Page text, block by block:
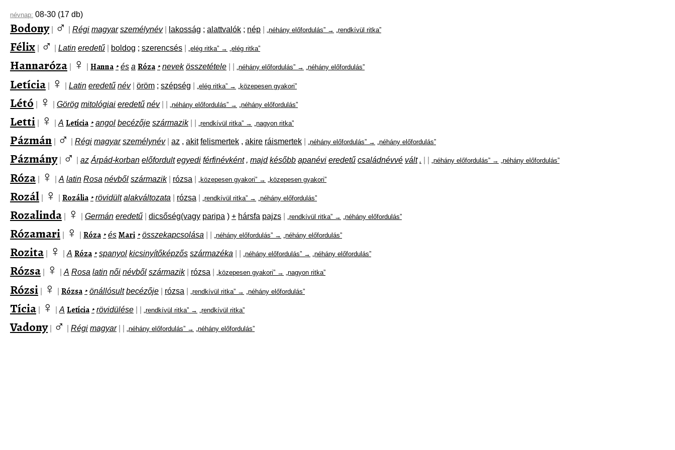
névnap: 08-30 (17 db)
Bodony ♂ Régi magyar személynév lakosság ; alattvalók ; nép „néhány előfordulás” → „rendkívül ritka”
Félix ♂ Latin eredetű boldog ; szerencsés „elég ritka” → „elég ritka”
Hannaróza ♀ Hanna ‣ és a Róza ‣ nevek összetétele „néhány előfordulás” → „néhány előfordulás”
Letícia ♀ Latin eredetű név öröm ; szépség „elég ritka” → „közepesen gyakori”
Létó ♀ Görög mitológiai eredetű név „néhány előfordulás” → „néhány előfordulás”
Letti ♀ A Letícia ‣ angol becézője származik „rendkívül ritka” → „nagyon ritka”
Pázmán ♂ Régi magyar személynév az , akit felismertek , akire ráismertek „néhány előfordulás” → „néhány előfordulás”
Pázmány ♂ az Árpád-korban előfordult egyedi férfinévként , majd később apanévi eredetű családnévvé vált . „néhány előfordulás” → „néhány előfordulás”
Róza ♀ A latin Rosa névből származik rózsa „közepesen gyakori” → „közepesen gyakori”
Rozál ♀ Rozália ‣ rövidült alakváltozata rózsa „rendkívül ritka” → „néhány előfordulás”
Rozalinda ♀ Germán eredetű dicsőség(vagy paripa ) + hársfa pajzs „rendkívül ritka” → „néhány előfordulás”
Rózamari ♀ Róza ‣ és Mari ‣ összekapcsolása „néhány előfordulás” → „néhány előfordulás”
Rozita ♀ A Róza ‣ spanyol kicsinyítőképzős származéka „néhány előfordulás” → „néhány előfordulás”
Rózsa ♀ A Rosa latin női névből származik rózsa „közepesen gyakori” → „nagyon ritka”
Rózsi ♀ Rózsa ‣ önállósult becézője rózsa „rendkívül ritka” → „néhány előfordulás”
Tícia ♀ A Letícia ‣ rövidülése „rendkívül ritka” → „rendkívül ritka”
Vadony ♂ Régi magyar „néhány előfordulás” → „néhány előfordulás”